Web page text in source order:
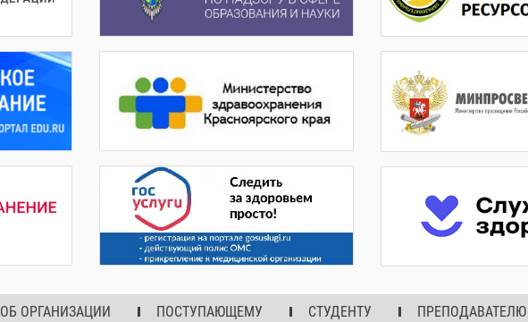
ОБ ОРГАНИЗАЦИИ ПОСТУПАЮЩЕМУ СТУДЕНТУ ПРЕПОДАВАТЕЛЮ